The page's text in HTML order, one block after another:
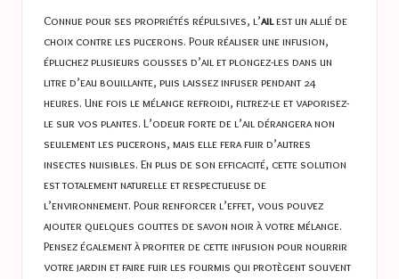
Connue pour ses propriétés répulsives, l’ailest un allié de
choix contre les pucerons. Pour réaliser une infusion,
épluchez plusieurs gousses d’ail et plongez-les dans un
litre d’eau bouillante, puis laissez infuser pendant 24
heures. Une fois le mélange refroidi, filtrez-le et vaporisez-
le sur vos plantes. L’odeur forte de l’ail dérangera non
seulement les pucerons, mais elle fera fuir d’autres
insectes nuisibles. En plus de son efficacité, cette solution
est totalement naturelle et respectueuse de
l’environnement. Pour renforcer l’effet, vous pouvez
ajouter quelques gouttes de savon noir à votre mélange.
Pensez également à profiter de cette infusion pour nourrir
votre jardin et faire fuir les fourmis qui protègent souvent